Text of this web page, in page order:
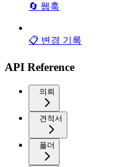
🔄 웹훅
📋 변경 기록
API Reference
의뢰
견적서
폴더